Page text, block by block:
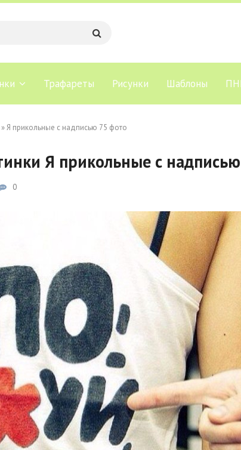
Трафареты Рисунки Шаблоны
» Я прикольные с надписью 75 фото
Я прикольные с
0